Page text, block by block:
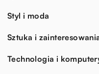
Styl i moda
Sztuka i
Technologia i